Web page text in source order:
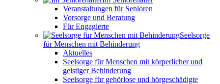
Veranstaltungen für Senioren
Vorsorge und Beratung
Für Engagierte
Seelsorge
für Menschen mit Behinderung
Aktuelles
Seelsorge für Menschen mit körperlicher und
geistiger Behinderung
Seelsorge für gehörlose und hörgeschädigte